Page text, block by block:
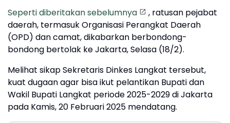
Seperti diberitakan sebelumnya
, ratusan pejabat
daerah, termasuk Organisasi Perangkat Daerah
(OPD) dan camat, dikabarkan berbondong-
bondong bertolak ke Jakarta, Selasa (18/2).
Melihat sikap Sekretaris Dinkes Langkat tersebut,
kuat dugaan agar bisa ikut pelantikan Bupati dan
Wakil Bupati Langkat periode 2025-2029 di Jakarta
pada Kamis, 20 Februari 2025 mendatang.